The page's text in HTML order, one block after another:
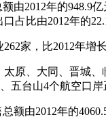
2012年的948.9
比由2012年的
，比2012年增长
、大同、晋城、
五台山4个航空口岸
2012年的4060.5